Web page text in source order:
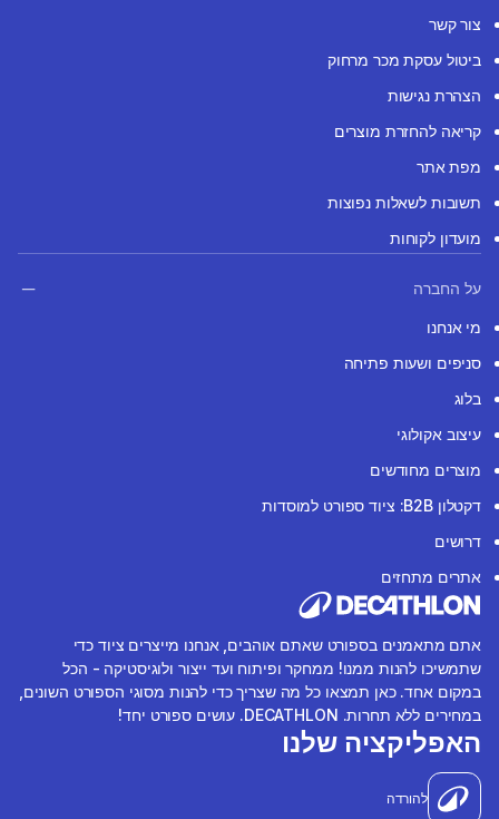
צור קשר
ביטול עסקת מכר מרחוק
הצהרת נגישות
קריאה להחזרת מוצרים
מפת אתר
תשובות לשאלות נפוצות
מועדון לקוחות
על החברה
מי אנחנו
סניפים ושעות פתיחה
בלוג
עיצוב אקולוגי
מוצרים מחודשים
דקטלון B2B: ציוד ספורט למוסדות
דרושים
אתרים מתחזים
אתם מתאמנים בספורט שאתם אוהבים, אנחנו מייצרים ציוד כדי
שתמשיכו להנות ממנו! ממחקר ופיתוח ועד ייצור ולוגיסטיקה - הכל
במקום אחד. כאן תמצאו כל מה שצריך כדי להנות מסוגי הספורט השונים,
במחירים ללא תחרות. DECATHLON. עושים ספורט יחד!
האפליקציה שלנו
להורדה